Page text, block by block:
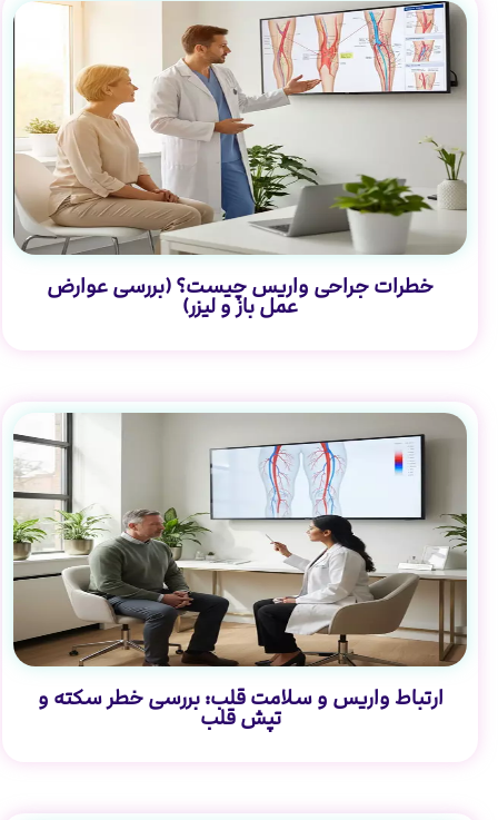
خطرات جراحی واریس چیست؟ (بررسی عوارض
عمل باز و لیزر)
ارتباط واریس و سلامت قلب: بررسی خطر سکته و
تپش قلب